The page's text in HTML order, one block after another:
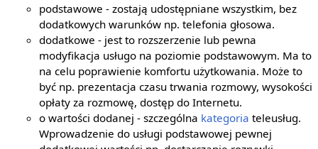
podstawowe - zostają udostępniane wszystkim, bez
dodatkowych warunków np. telefonia głosowa.
dodatkowe - jest to rozszerzenie lub pewna
modyfikacja usługo na poziomie podstawowym. Ma to
na celu poprawienie komfortu użytkowania. Może to
być np. prezentacja czasu trwania rozmowy, wysokości
opłaty za rozmowę, dostęp do Internetu.
o wartości dodanej - szczególna kategoria teleusług.
Wprowadzenie do usługi podstawowej pewnej